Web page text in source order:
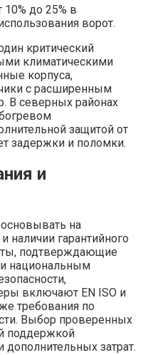
до 25% в
ворот.
критический
климатическими
корпуса,
с расширенным
В северных районах
защитой от
задержки и поломки.
и
на
наличии гарантийного
подтверждающие
национальным
включают EN ISO и
требования по
Выбор проверенных
поддержкой
затрат.